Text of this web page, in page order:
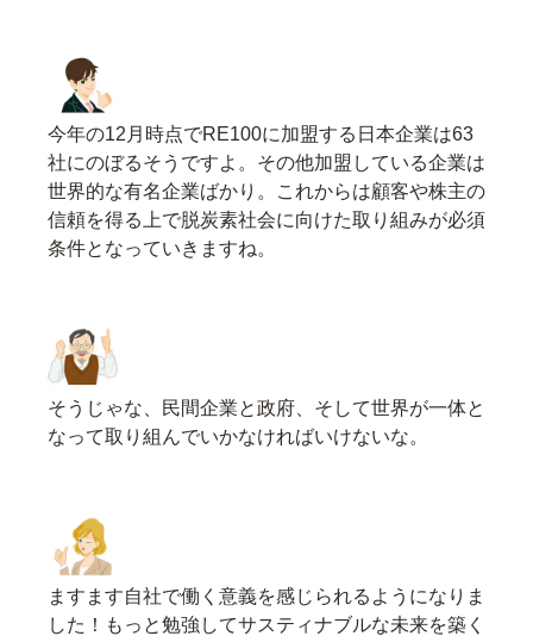
今年の12月時点でRE100に加盟する日本企業は63
社にのぼるそうですよ。その他加盟している企業は
世界的な有名企業ばかり。これからは顧客や株主の
信頼を得る上で脱炭素社会に向けた取り組みが必須
条件となっていきますね。
そうじゃな、民間企業と政府、そして世界が一体と
なって取り組んでいかなければいけないな。
ますます自社で働く意義を感じられるようになりま
した！もっと勉強してサスティナブルな未来を築く